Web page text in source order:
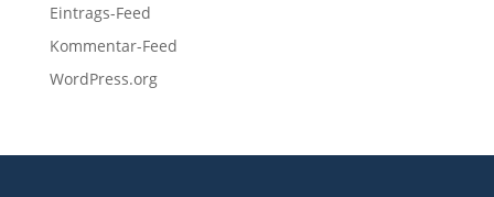
Eintrags-Feed
Kommentar-Feed
WordPress.org